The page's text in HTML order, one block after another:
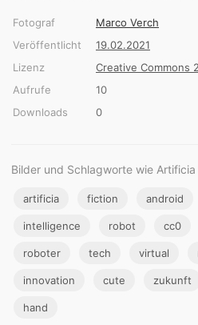
Fotograf
Marco Verch
Veröffentlicht
19.02.2021
Lizenz
Creative Commons
Aufrufe
10
Downloads
0
Bilder und Schlagworte wie Artificia
artificia fiction android
intelligence robot cc0
roboter tech virtual
innovation cute zukunft
hand